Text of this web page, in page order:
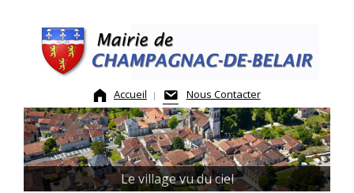
content
Accueil Nous Contacter
Le village vu du ciel
La Mairie